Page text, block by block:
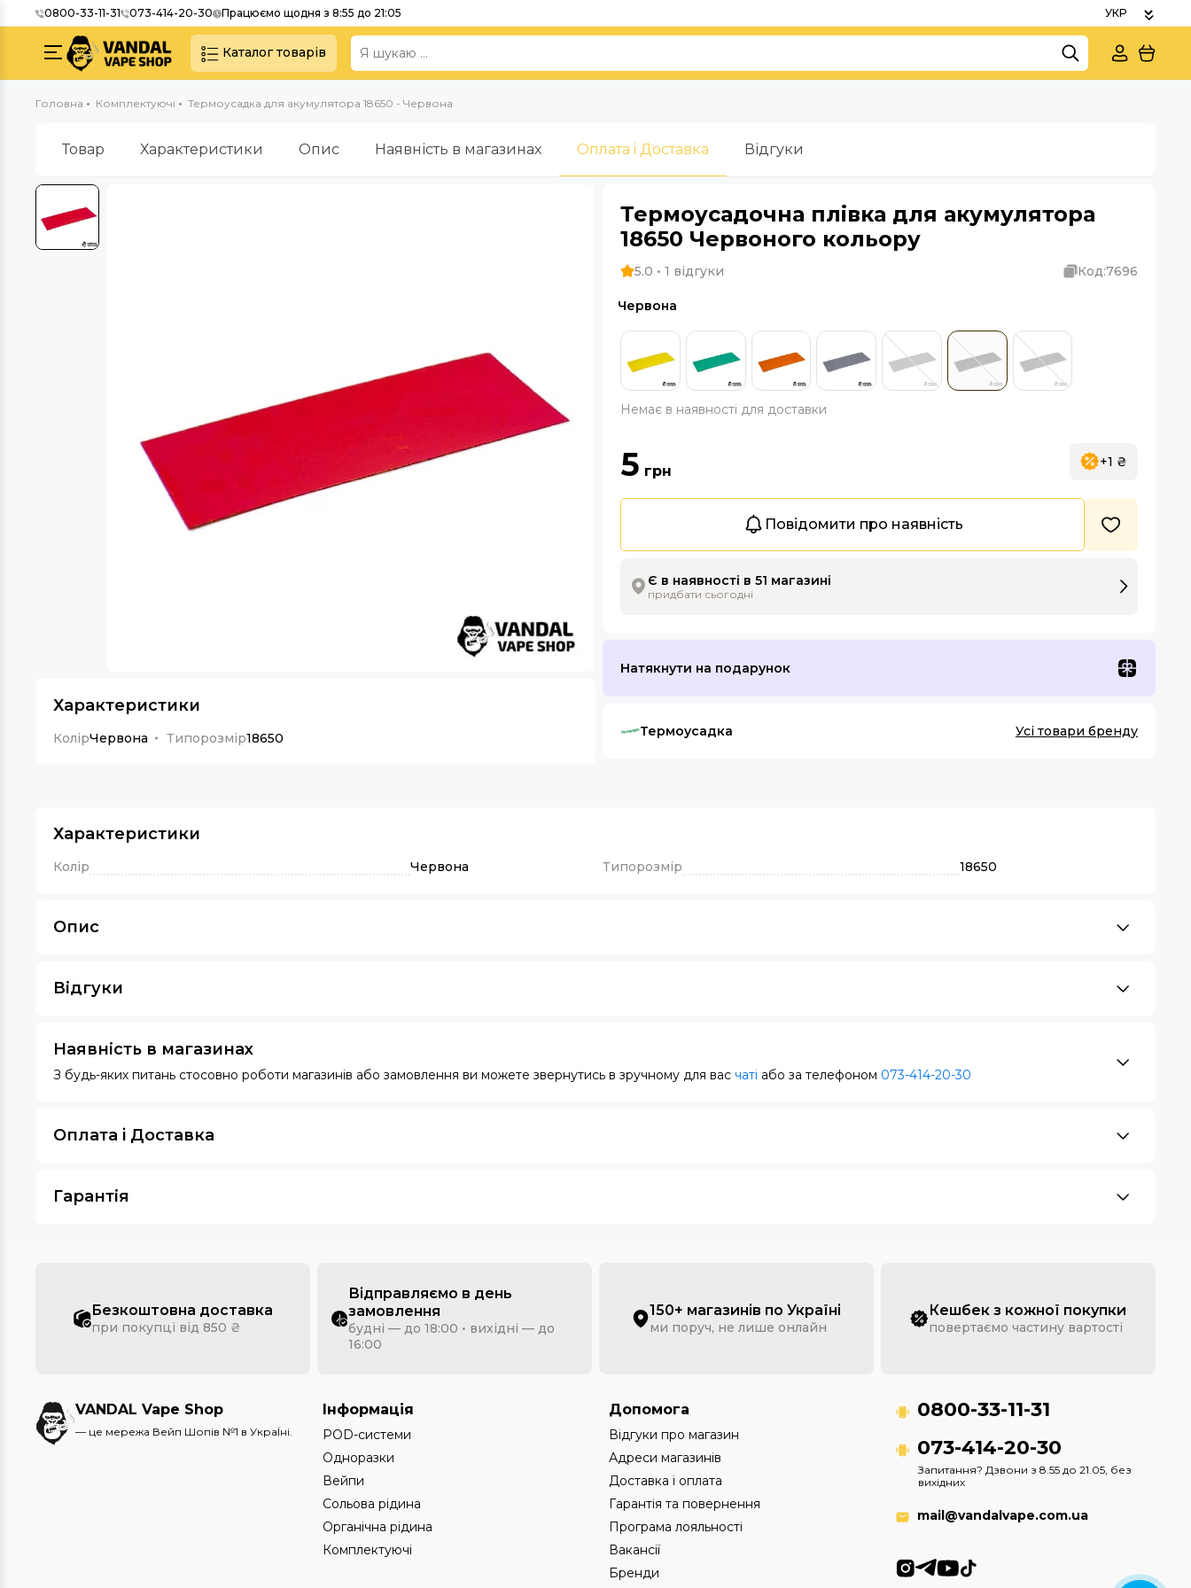
0800-33-11-31 073-414-20-30 Працюємо щодня з 8:55 до 21:05
Каталог товарів
Головна Комплектуючі Термоусадка для акумулятора 18650 - Червона
Товар Характеристики Опис Наявність в магазинах Оплата i Доставка Відгуки
Характеристики
КолірЧервона Типорозмір18650
Термоусадочна плівка для акумулятора
18650 Червоного кольору
5.0 • 1 відгуки Код:7696
Червона
Немає в наявності для доставки
5 грн
+1 ₴
Повідомити про наявність
Є в наявності в 51 магазині
придбати сьогодні
Натякнути на подарунок
Термоусадка Усі товари бренду
Характеристики
Колір Червона Типорозмір 18650
Опис
Відгуки
Наявність в магазинах
З будь-яких питань стосовно роботи магазинів або замовлення ви можете звернутись в зручному для вас чаті або за телефоном 073-414-20-30
Оплата i Доставка
Гарантія
Безкоштовна доставка
при покупці від 850 ₴
Відправляємо в день
замовлення
будні — до 18:00 • вихідні — до
16:00
150+ магазинів по Україні
ми поруч, не лише онлайн
Кешбек з кожної покупки
повертаємо частину вартості
VANDAL Vape Shop
— це мережа Вейп Шопів №1 в УкраЇні.
Інформація
POD-системи
Одноразки
Вейпи
Сольова рідина
Органічна рідина
Комплектуючі
Допомога
Відгуки про магазин
Адреси магазинів
Доставка і оплата
Гарантія та повернення
Програма лояльності
Вакансії
Бренди
0800-33-11-31
073-414-20-30
Запитання? Дзвони з 8.55 до 21.05, без
вихідних
mail@vandalvape.com.ua